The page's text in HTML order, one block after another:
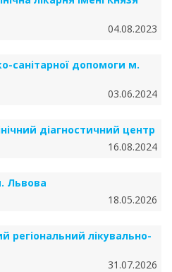
04.08.2023
санітарної допомоги м.
03.06.2024
діагностичний центр
16.08.2024
Львова
18.05.2026
регіональний лікувально-
31.07.2026